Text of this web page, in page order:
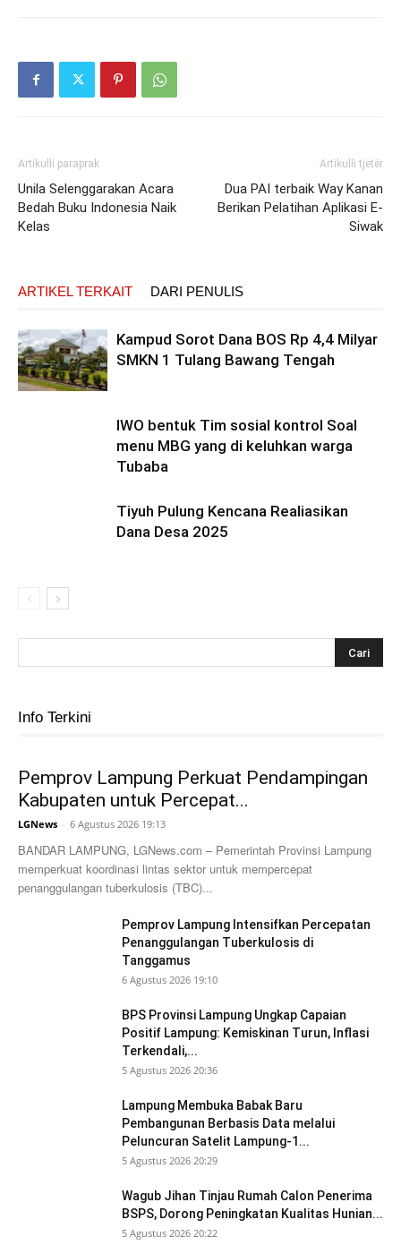
Artikulli paraprak
Unila Selenggarakan Acara
Bedah Buku Indonesia Naik
Kelas
Artikulli tjetër
Dua PAI terbaik Way Kanan
Berikan Pelatihan Aplikasi E-
Siwak
ARTIKEL TERKAIT DARI PENULIS
Kampud Sorot Dana BOS Rp 4,4 Milyar
SMKN 1 Tulang Bawang Tengah
IWO bentuk Tim sosial kontrol Soal
menu MBG yang di keluhkan warga
Tubaba
Tiyuh Pulung Kencana Realiasikan
Dana Desa 2025
Info Terkini
Pemprov Lampung Perkuat Pendampingan
Kabupaten untuk Percepat...
LGNews - 6 Agustus 2026 19:13
BANDAR LAMPUNG, LGNews.com – Pemerintah Provinsi Lampung
memperkuat koordinasi lintas sektor untuk mempercepat
penanggulangan tuberkulosis (TBC)...
Pemprov Lampung Intensifkan Percepatan
Penanggulangan Tuberkulosis di
Tanggamus
6 Agustus 2026 19:10
BPS Provinsi Lampung Ungkap Capaian
Positif Lampung: Kemiskinan Turun, Inflasi
Terkendali,...
5 Agustus 2026 20:36
Lampung Membuka Babak Baru
Pembangunan Berbasis Data melalui
Peluncuran Satelit Lampung-1...
5 Agustus 2026 20:29
Wagub Jihan Tinjau Rumah Calon Penerima
BSPS, Dorong Peningkatan Kualitas Hunian...
5 Agustus 2026 20:22